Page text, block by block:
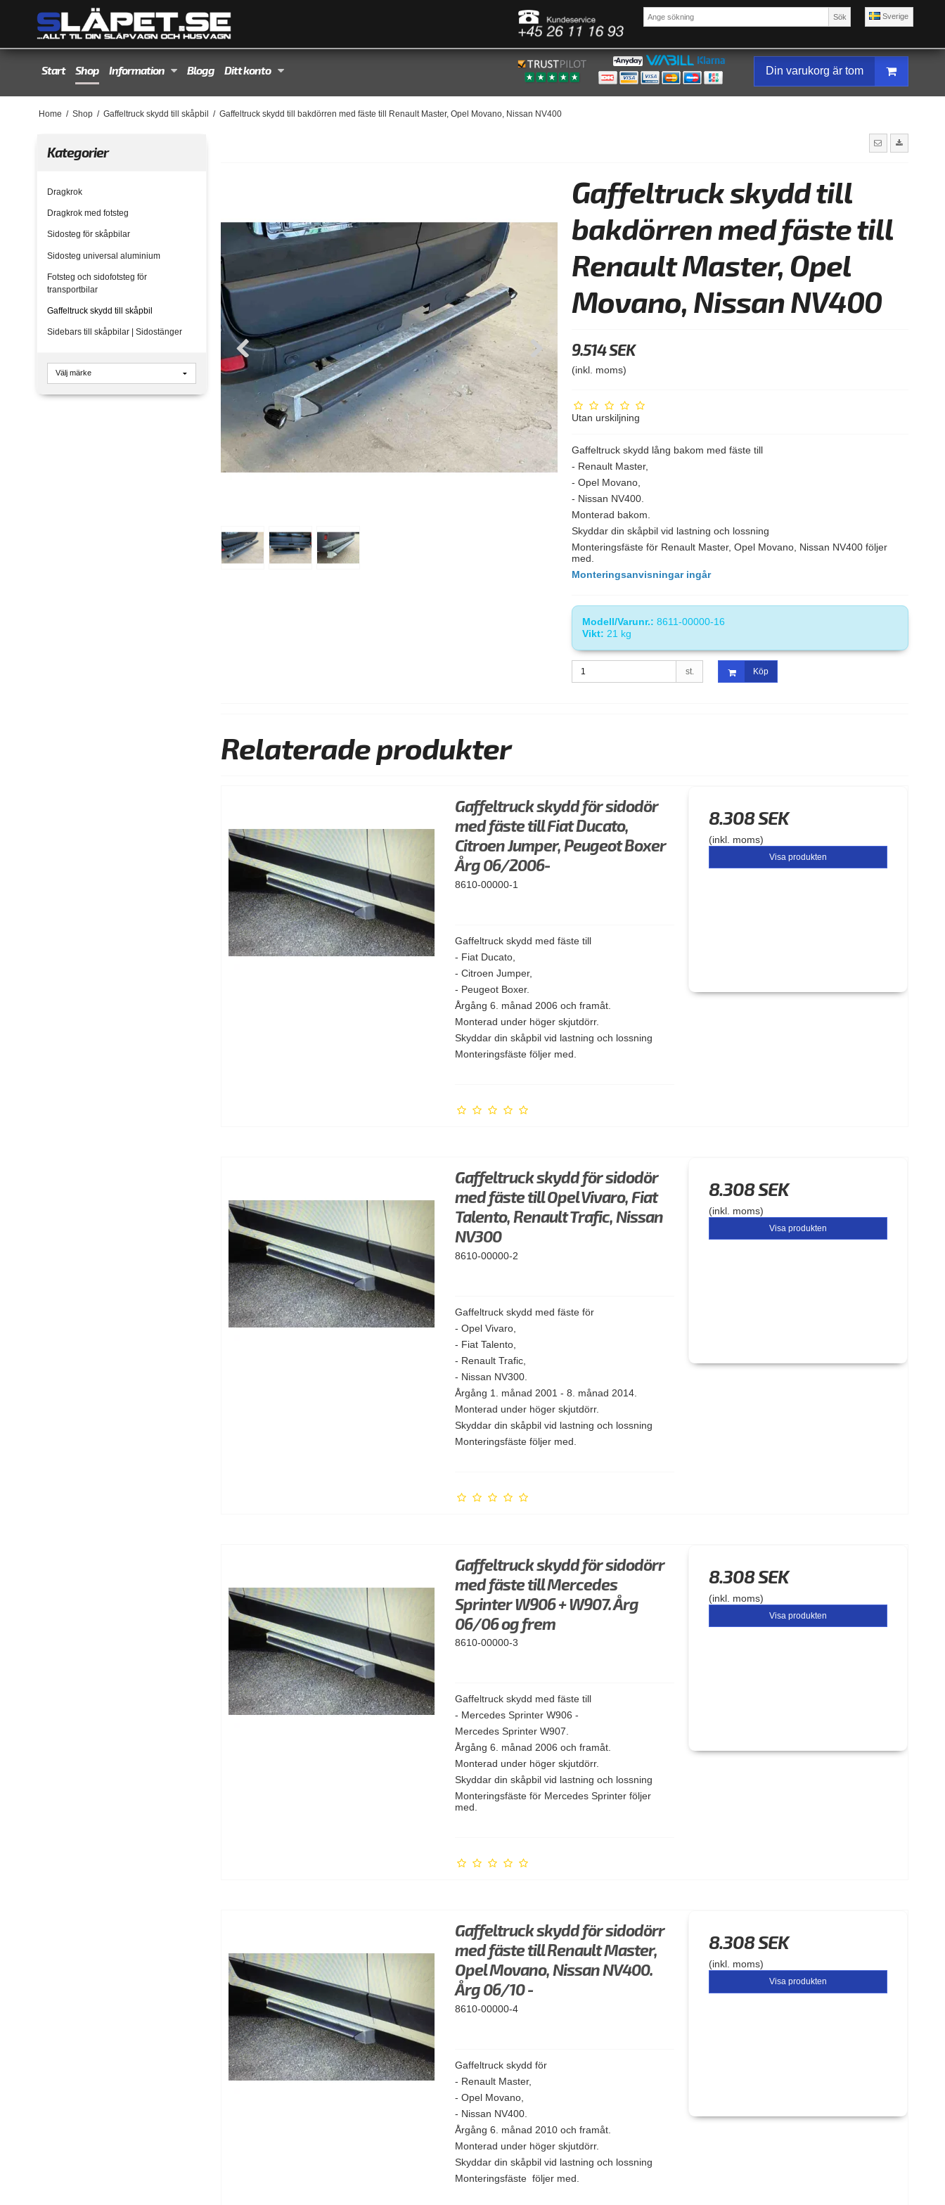
Sverige
Sök
Start Shop Information Blogg Ditt konto Din varukorg är tom
Home / Shop / Gaffeltruck skydd till skåpbil / Gaffeltruck skydd till bakdörren med fäste till Renault Master, Opel Movano, Nissan NV400
Kategorier
Dragkrok
Dragkrok med fotsteg
Sidosteg för skåpbilar
Sidosteg universal aluminium
Fotsteg och sidofotsteg för
transportbilar
Gaffeltruck skydd till skåpbil
Sidebars till skåpbilar | Sidostänger
Gaffeltruck skydd till
bakdörren med fäste till
Renault Master, Opel
Movano, Nissan NV400
9.514 SEK
(inkl. moms)
Utan urskiljning
Gaffeltruck skydd lång bakom med fäste till
- Renault Master,
- Opel Movano,
- Nissan NV400
Monterad bakom.
Skyddar din skåpbil vid lastning och lossning
Monteringsfäste för Renault Master, Opel Movano, Nissan NV400 följer
med.
Monteringsanvisningar ingår
Modell/Varunr.: 8611-00000-16
Vikt: 21 kg
st. Köp
Relaterade produkter
Gaffeltruck skydd för sidodör
med fäste till Fiat Ducato,
Citroen Jumper, Peugeot Boxer
Årg 06/2006-
8610-00000-1
Gaffeltruck skydd med fäste till
- Fiat Ducato,
- Citroen Jumper,
- Peugeot Boxer.
Årgång 6. månad 2006 och framåt.
Monterad under höger skjutdörr.
Skyddar din skåpbil vid lastning och lossning
Monteringsfäste följer med.
8.308 SEK
(inkl. moms)
Visa produkten
Gaffeltruck skydd för sidodör
med fäste till Opel Vivaro, Fiat
Talento, Renault Trafic, Nissan
NV300
8610-00000-2
Gaffeltruck skydd med fäste för
- Opel Vivaro,
- Fiat Talento,
- Renault Trafic,
- Nissan NV300.
Årgång 1. månad 2001 - 8. månad 2014.
Monterad under höger skjutdörr.
Skyddar din skåpbil vid lastning och lossning
Monteringsfäste följer med.
8.308 SEK
(inkl. moms)
Visa produkten
Gaffeltruck skydd för sidodörr
med fäste till Mercedes
Sprinter W906 + W907. Årg
06/06 og frem
8610-00000-3
Gaffeltruck skydd med fäste till
- Mercedes Sprinter W906 -
Mercedes Sprinter W907.
Årgång 6. månad 2006 och framåt.
Monterad under höger skjutdörr.
Skyddar din skåpbil vid lastning och lossning
Monteringsfäste för Mercedes Sprinter följer
med.
8.308 SEK
(inkl. moms)
Visa produkten
Gaffeltruck skydd för sidodörr
med fäste till Renault Master,
Opel Movano, Nissan NV400.
Årg 06/10 -
8610-00000-4
Gaffeltruck skydd för
- Renault Master,
- Opel Movano,
- Nissan NV400.
Årgång 6. månad 2010 och framåt.
Monterad under höger skjutdörr.
Skyddar din skåpbil vid lastning och lossning
Monteringsfäste följer med.
8.308 SEK
(inkl. moms)
Visa produkten